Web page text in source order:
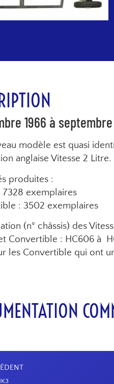
1966 à septembre
modèle est quasi
anglaise Vitesse 2 Litre.
produites :
7328 exemplaires
: 3502 exemplaires
(n° châssis) des
Convertible : HC606 à
les Convertible qui ont